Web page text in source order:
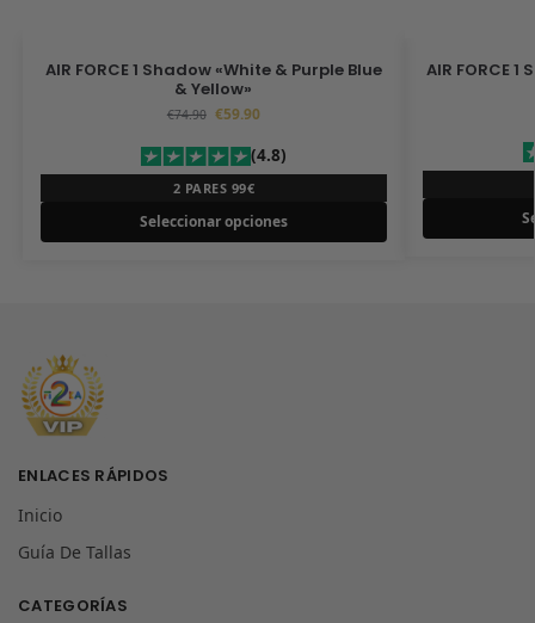
AIR FORCE 1 Shadow «White & Purple Blue
& Yellow»
€74.90 €59.90
(4.8)
2 PARES 99€
Seleccionar opciones
AIR FORCE
ENLACES RÁPIDOS
Inicio
Guía De Tallas
CATEGORÍAS